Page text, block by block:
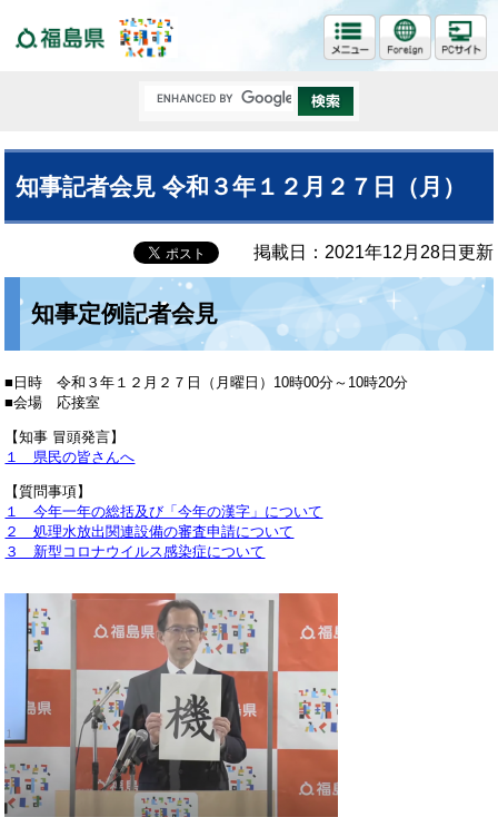
知事記者会見 令和３年１２月２７日（月）
掲載日：2021年12月28日更新
知事定例記者会見
■日時 令和３年１２月２７日（月曜日）10時00分～10時20分
■会場 応接室
【知事 冒頭発言】
１ 県民の皆さんへ
【質問事項】
１ 今年一年の総括及び「今年の漢字」について
２ 処理水放出関連設備の審査申請について
３ 新型コロナウイルス感染症について